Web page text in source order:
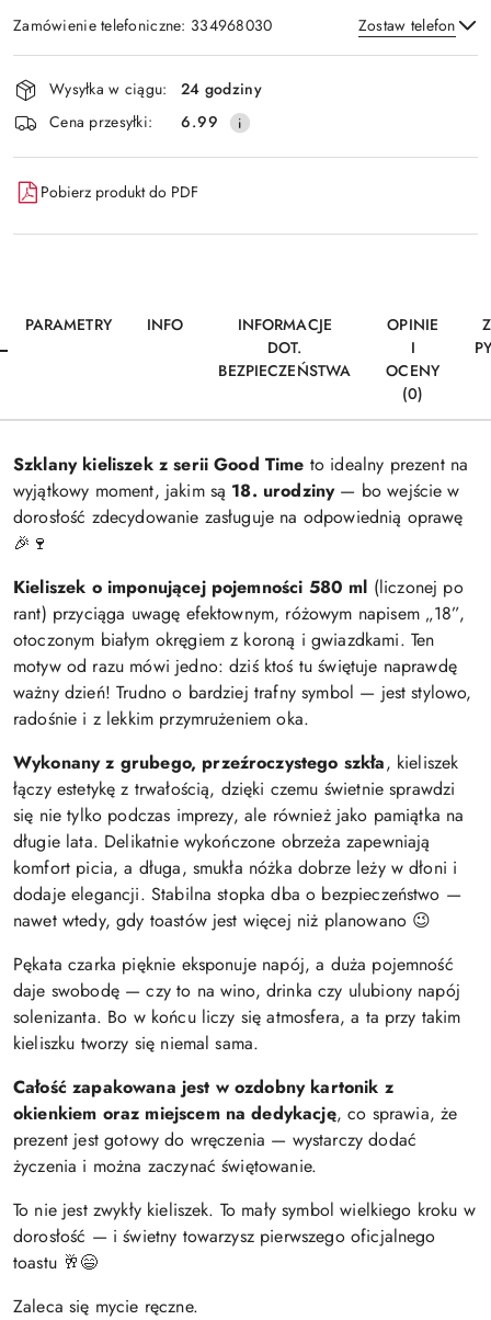
Zamówienie telefoniczne: 334968030 Zostaw telefon
Wyślij
Dostępność
i
dostawa
Wysyłka w ciągu:
24 godziny
Cena przesyłki:
6.99
Pobierz produkt do PDF
PARAMETRY INFO
INFORMACJE
DOT.
BEZPIECZEŃSTWA
OPINIE
I
OCENY
(0)
Szklany kieliszek z seriiGood Time to idealny prezent na
wyjątkowy moment, jakim są 18. urodziny— bo wejście w
dorosłość zdecydowanie zasługuje na odpowiednią oprawę
🎉🍷
Kieliszek o imponującej pojemności 580 ml (liczonej po
rant) przyciąga uwagę efektownym, różowym napisem „18”,
otoczonym białym okręgiem z koroną i gwiazdkami. Ten
motyw od razu mówi jedno: dziś ktoś tu świętuje naprawdę
ważny dzień! Trudno o bardziej trafny symbol — jest stylowo,
radośnie i z lekkim przymrużeniem oka.
Wykonany z grubego, przeźroczystego szkła, kieliszek
łączy estetykę z trwałością, dzięki czemu świetnie sprawdzi
się nie tylko podczas imprezy, ale również jako pamiątka na
długie lata. Delikatnie wykończone obrzeża zapewniają
komfort picia, a długa, smukła nóżka dobrze leży w dłoni i
dodaje elegancji. Stabilna stopka dba o bezpieczeństwo —
nawet wtedy, gdy toastów jest więcej niż planowano 😉
Pękata czarka pięknie eksponuje napój, a duża pojemność
daje swobodę — czy to na wino, drinka czy ulubiony napój
solenizanta. Bo w końcu liczy się atmosfera, a ta przy takim
kieliszku tworzy się niemal sama.
Całość zapakowana jest w ozdobny kartonik z
okienkiem oraz miejscem na dedykację, co sprawia, że
prezent jest gotowy do wręczenia — wystarczy dodać
życzenia i można zaczynać świętowanie.
To nie jest zwykły kieliszek. To mały symbol wielkiego kroku w
dorosłość — i świetny towarzysz pierwszego oficjalnego
toastu 🥂😄
Zaleca się mycie ręczne.